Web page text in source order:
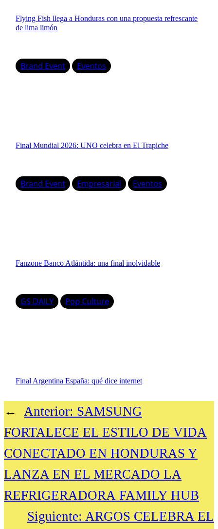
Flying Fish llega a Honduras con una propuesta refrescante
de lima limón
Brand Event Eventos
Final Mundial 2026: UNO celebra en El Trapiche
Brand Event Empresarial Eventos
Fanzone Banco Atlántida: una final inolvidable
GS DAILY Pop Culture
Final Argentina España: qué dice internet
← Anterior: SAMSUNG
FORTALECE EL ESTILO DE VIDA
CONECTADO EN HONDURAS Y
LANZA EN EL MERCADO LA
REFRIGERADORA FAMILY HUB
Siguiente: ARGOS CELEBRA EL